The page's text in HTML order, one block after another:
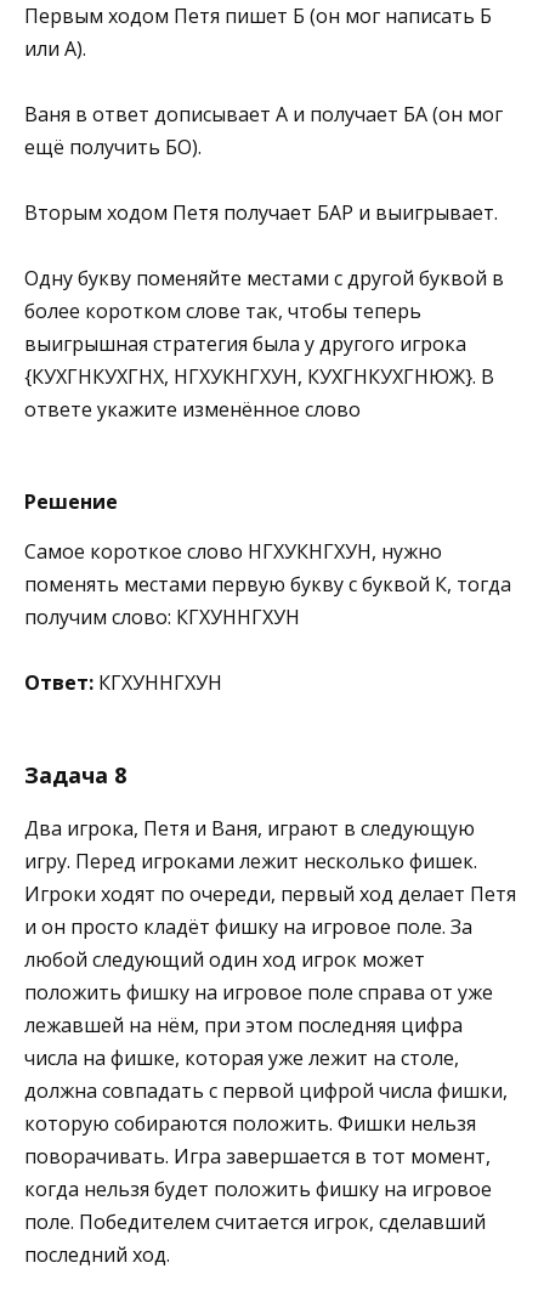
Первым ходом Петя пишет Б (он мог написать Б
или А).
Ваня в ответ дописывает А и получает БА (он мог
ещё получить БО).
Вторым ходом Петя получает БАР и выигрывает.
Одну букву поменяйте местами с другой буквой в
более коротком слове так, чтобы теперь
выигрышная стратегия была у другого игрока
{КУХГНКУХГНХ, НГХУКНГХУН, КУХГНКУХГНЮЖ}. В
ответе укажите изменённое слово
Решение
Самое короткое слово НГХУКНГХУН, нужно
поменять местами первую букву с буквой К, тогда
получим слово: КГХУННГХУН
Ответ: КГХУННГХУН
Задача 8
Два игрока, Петя и Ваня, играют в следующую
игру. Перед игроками лежит несколько фишек.
Игроки ходят по очереди, первый ход делает Петя
и он просто кладёт фишку на игровое поле. За
любой следующий один ход игрок может
положить фишку на игровое поле справа от уже
лежавшей на нём, при этом последняя цифра
числа на фишке, которая уже лежит на столе,
должна совпадать с первой цифрой числа фишки,
которую собираются положить. Фишки нельзя
поворачивать. Игра завершается в тот момент,
когда нельзя будет положить фишку на игровое
поле. Победителем считается игрок, сделавший
последний ход.